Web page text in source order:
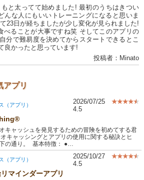
と太ってて始めました! 最初のうちはきつい
んな人にもいいトレーニングになると思いま
23日が経ちましたが少し変化が見られました!
べることが大事ですね笑 そしてこのアプリの
分で難易度を決めてからスタートできるとこ
良かったと思っています!
投稿者：Minato
アプリ
（アプリ）
2026/07/25
4.5
キャッシュを発見するための冒険を初めてする君
キャッシングとアプリの使用に関する秘訣とヒ
の通り。 基本特徴： ●…
（アプリ）
2025/10/27
4.5
マインダーアプリ